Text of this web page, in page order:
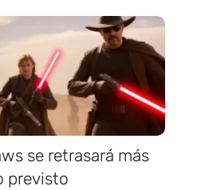
se retrasará más
previsto